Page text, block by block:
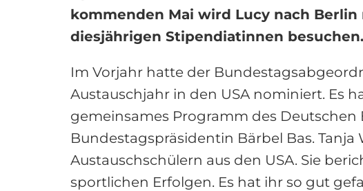
kommenden Mai wird Lucy nach
diesjährigen Stipendiatinnen besuchen.
Im Vorjahr hatte der
Austauschjahr in den USA nominiert. Es
gemeinsames Programm des
Bundestagspräsidentin Bärbel Bas.
Austauschschülern aus den USA. Sie
sportlichen Erfolgen. Es hat ihr so gut